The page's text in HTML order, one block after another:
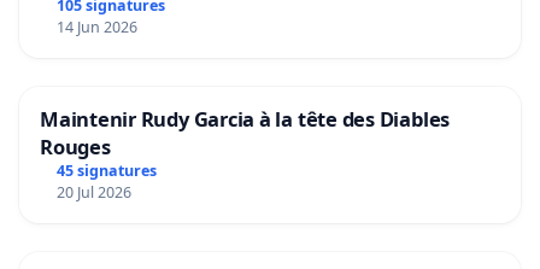
105 signatures
14 Jun 2026
Maintenir Rudy Garcia à la tête des Diables
Rouges
45 signatures
20 Jul 2026